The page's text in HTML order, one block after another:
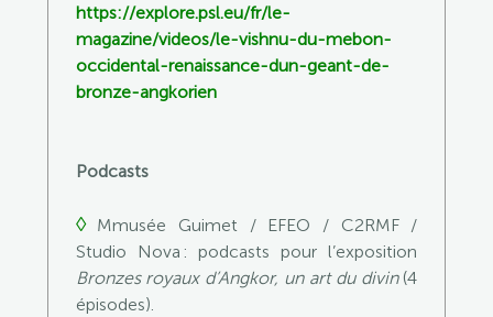
https://explore.psl.eu/fr/le-
magazine/videos/le-vishnu-du-mebon-
occidental-renaissance-dun-geant-de-
bronze-angkorien
Podcasts
◊Mmusée Guimet / EFEO / C2RMF /
Studio Nova : podcasts pour l’exposition
Bronzes royaux d’Angkor, un art du divin(4
épisodes).